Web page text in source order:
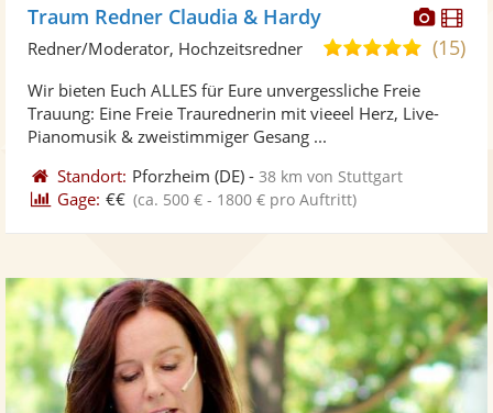
Traum Redner Claudia & Hardy
5,0(15)
Redner/Moderator, Hochzeitsredner
Wir bieten Euch ALLES für Eure unvergessliche Freie
Trauung: Eine Freie Traurednerin mit vieeel Herz, Live-
Pianomusik & zweistimmiger Gesang ...
Standort: Pforzheim (DE) -38 km von Stuttgart
Gage: €€ (ca. 500 € - 1800 € pro Auftritt)